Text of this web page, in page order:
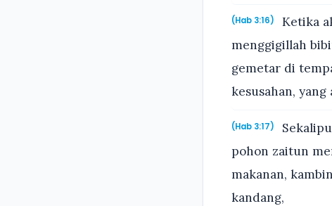
(Hab 3:16)
Ketika
menggigillah
gemetar di
kesusahan,
(Hab 3:17)
pohon zaitun
makanan,
kandang,